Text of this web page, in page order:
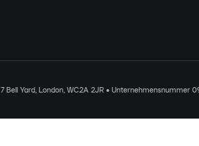
Yard, London, WC2A 2JR • Unternehmensnummer